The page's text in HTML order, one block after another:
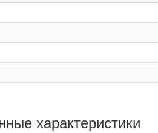
характеристики